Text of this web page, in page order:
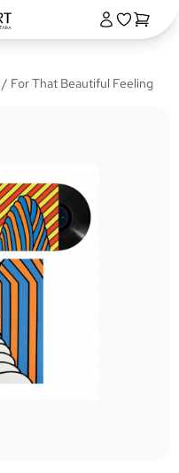
/ For That Beautiful Feeling